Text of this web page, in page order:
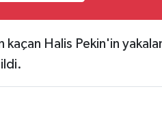
kaçan Halis Pekin'in